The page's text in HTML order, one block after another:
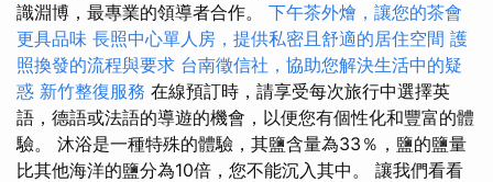
識淵博，最專業的領導者合作。 下午茶外燴，讓您的茶會
更具品味 長照中心單人房，提供私密且舒適的居住空間 護
照換發的流程與要求 台南徵信社，協助您解決生活中的疑
惑 新竹整復服務 在線預訂時，請享受每次旅行中選擇英
語，德語或法語的導遊的機會，以便您有個性化和豐富的體
驗。 沐浴是一種特殊的體驗，其鹽含量為33％，鹽的鹽量
比其他海洋的鹽分為10倍，您不能沉入其中。 讓我們看看